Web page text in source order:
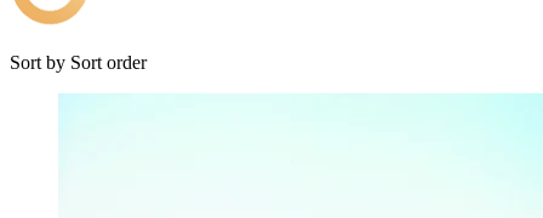
Sort by Sort order